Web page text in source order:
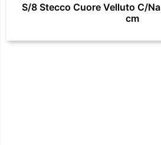
S/8 Stecco Cuore Velluto C/
cm